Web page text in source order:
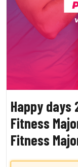
Happy days
Fitness
Fitness